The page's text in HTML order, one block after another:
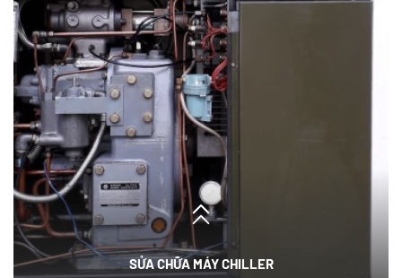
SỬA CHỮA MÁY CHILLER